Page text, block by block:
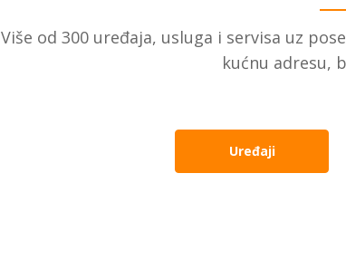
Više od 300 uređaja, usluga i servisa uz
kućnu adresu,
Uređaji